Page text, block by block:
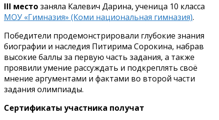
III местозаняла Калевич Дарина, ученица 10 класса
МОУ «Гимназия» (Коми национальная гимназия).
Победители продемонстрировали глубокие знания
биографии и наследия Питирима Сорокина, набрав
высокие баллы за первую часть задания, а также
проявили умение рассуждать и подкреплять своё
мнение аргументами и фактами во второй части
задания олимпиады.
Сертификаты участника получат